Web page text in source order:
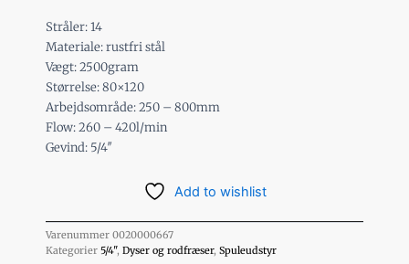
Stråler: 14
Materiale: rustfri stål
Vægt: 2500gram
Størrelse: 80×120
Arbejdsområde: 250 – 800mm
Flow: 260 – 420l/min
Gevind: 5/4″
Add to wishlist
Varenummer 0020000667
Kategorier 5/4", Dyser og rodfræser, Spuleudstyr